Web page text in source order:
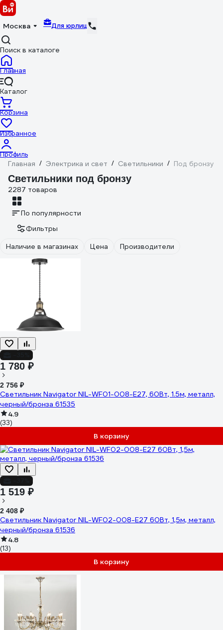
Москва Для юрлиц
Поиск в каталоге
Главная
Каталог
Корзина
Избранное
Профиль
Главная / Электрика и свет / Светильники / Под бронзу
Светильники под бронзу
2287 товаров
По популярности
Фильтры
Наличие в магазинах
Цена Производители
1 780 ₽
2 756 ₽
Светильник Navigator NIL-WF01-008-E27, 60Вт, 1.5м, металл,
черный/бронза 61535
4.9
(33)
В корзину
1 519 ₽
2 408 ₽
Светильник Navigator NIL-WF02-008-E27 60Вт, 1,5м, металл,
черный/бронза 61536
4.8
(13)
В корзину